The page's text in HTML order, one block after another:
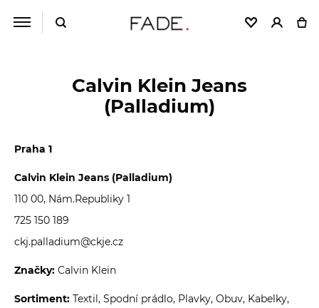
Calvin Klein Jeans
(Palladium)
Praha 1
Calvin Klein Jeans (Palladium)
110 00, Nám.Republiky 1
725 150 189
ckj.palladium@ckje.cz
Značky: Calvin Klein
Sortiment: Textil, Spodní prádlo, Plavky, Obuv, Kabelky,